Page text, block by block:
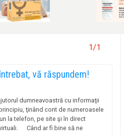
1/1
vă răspundem!
dumneavoastră cu informaţii
ţinând cont de numeroasele
la telefon, pe site şi în direct
Când ar fi bine să ne